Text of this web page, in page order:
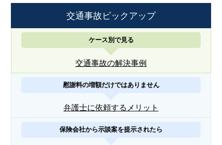
交通事故ピックアップ
ケース別で見る
交通事故の解決事例
慰謝料の増額だけではありません
弁護士に依頼するメリット
保険会社から示談案を提示されたら